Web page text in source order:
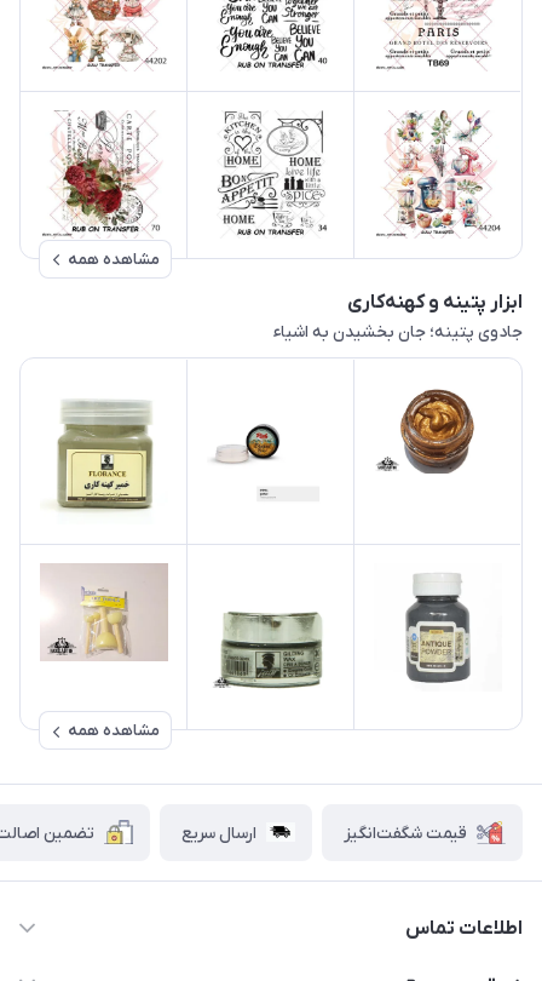
مشاهده همه
ابزار پتینه و کهنه‌کاری
جادوی پتینه؛ جان بخشیدن به اشیاء
مشاهده همه
قیمت شگفت‌انگیز ارسال سریع تضمین اصالت
اطلاعات تماس